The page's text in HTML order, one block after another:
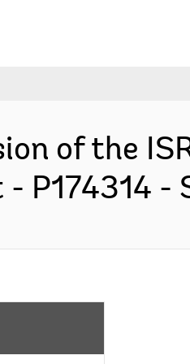
of the
P174314 -